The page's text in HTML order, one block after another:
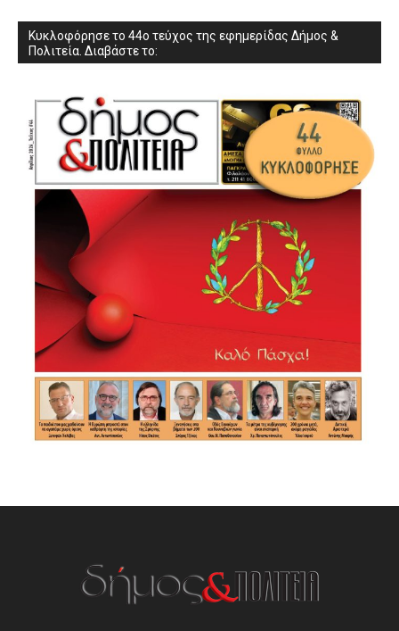
Κυκλοφόρησε το 44ο τεύχος της εφημερίδας Δήμος &
Πολιτεία. Διαβάστε το: